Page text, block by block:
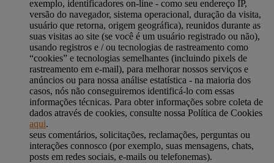
exemplo, identificadores on-line - como seu endereço IP,
versão do navegador, sistema operacional, duração da visita,
usuário que retorna, origem geográfica), reunidos durante as
suas visitas ao site (se você é um usuário registrado ou não),
usando registros e / ou tecnologias de rastreamento como
“cookies” e tecnologias semelhantes (incluindo pixels de
rastreamento em e-mail), para melhorar nossos serviços e
anúncios ou para nossa análise estatística - na maioria dos
casos, nós não conseguiremos identificá-lo com essas
informações técnicas. Para obter informações sobre coleta de
dados através de cookies, consulte nossa Política de Cookies
aqui.
seus comentários, solicitações, reclamações, perguntas ou
interações connosco (por exemplo, suas mensagens, chats,
posts em redes sociais, e-mails ou telefonemas).